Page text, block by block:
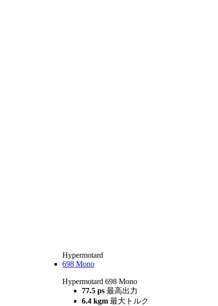
Hypermotard
698 Mono
Hypermotard 698 Mono
77.5 ps 最高出力
6.4 kgm 最大トルク